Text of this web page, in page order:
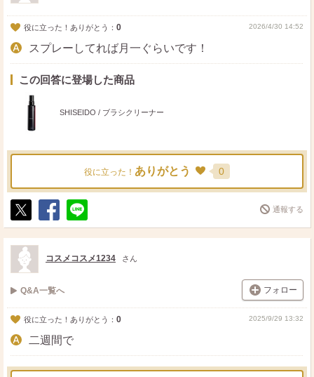
役に立った！ありがとう： 0 2026/4/30 14:52
スプレーしてれば月一ぐらいです！
この回答に登場した商品
SHISEIDO / ブラシクリーナー
役に立った！ ありがとう 0
ポ
ス
ト
シ
ェ
送
る
通報する
コスメコスメ1234 さん
Q&A一覧へ フォロー
役に立った！ありがとう： 0 2025/9/29 13:32
二週間で